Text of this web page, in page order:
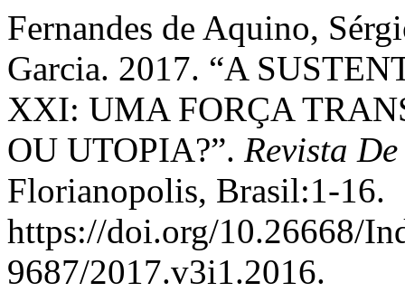
Fernandes de Aquino,
Garcia. 2017. “A
XXI: UMA FORÇA
OU UTOPIA?”. Revista
Florianopolis, Brasil:1-16.
https://doi.org/10.26668/
9687/2017.v3i1.2016.